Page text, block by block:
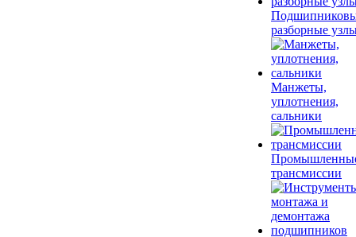
разборные
Манжеты,
уплотнения,
сальники
трансмиссии